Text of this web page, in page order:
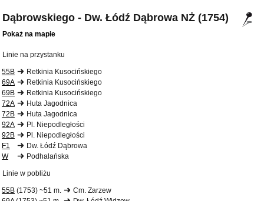
Dąbrowskiego - Dw. Łódź Dąbrowa NŻ (1754)
Pokaż na mapie
Linie na przystanku
55B
Retkinia Kusocińskiego
69A
Retkinia Kusocińskiego
69B
Retkinia Kusocińskiego
72A
Huta Jagodnica
72B
Huta Jagodnica
92A
Pl. Niepodległości
92B
Pl. Niepodległości
F1
Dw. Łódź Dąbrowa
W
Podhalańska
Linie w pobliżu
55B (1753) ~51 m.
Cm. Zarzew